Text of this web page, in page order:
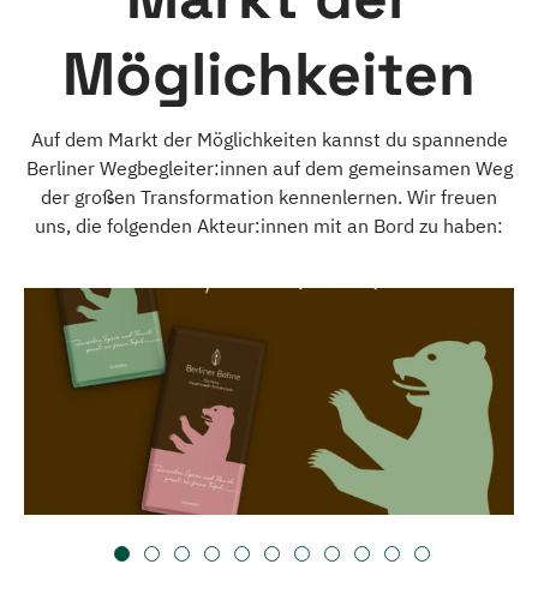
Möglichkeiten
Auf dem Markt der Möglichkeiten kannst du spannende
Berliner Wegbegleiter:innen auf dem gemeinsamen Weg
der großen Transformation kennenlernen. Wir freuen
uns, die folgenden Akteur:innen mit an Bord zu haben: